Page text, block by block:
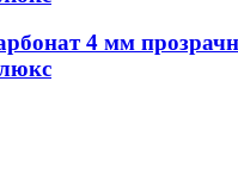
4 мм